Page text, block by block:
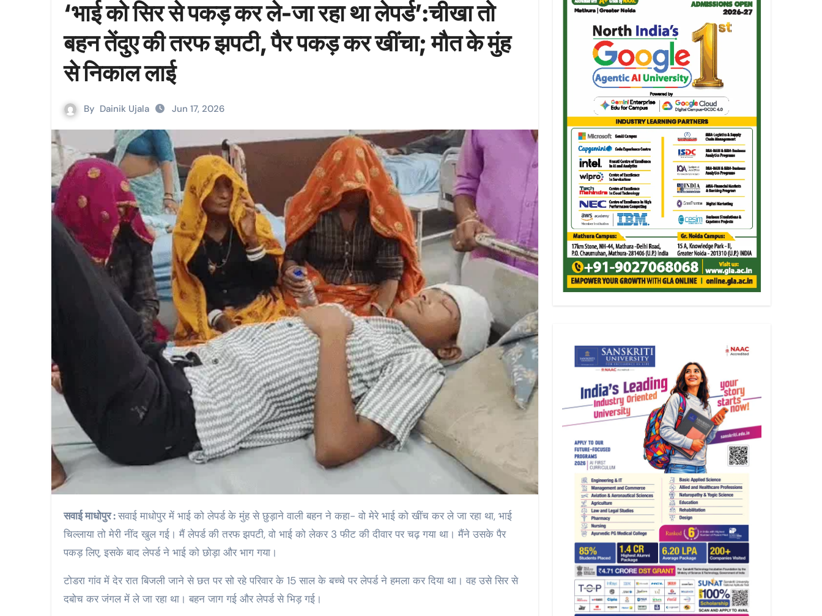
‘भाई को सिर से पकड़ कर ले-जा रहा था लेपर्ड’:चीखा तो
बहन तेंदुए की तरफ झपटी, पैर पकड़ कर खींचा; मौत के मुंह
से निकाल लाई
By Dainik Ujala Jun 17, 2026
सवाई माधोपुर :सवाई माधोपुर में भाई को लेपर्ड के मुंह से छुड़ाने वाली बहन ने कहा- वो मेरे भाई को खींच कर ले जा रहा था, भाई
चिल्लाया तो मेरी नींद खुल गई। मैं लेपर्ड की तरफ झपटी, वो भाई को लेकर 3 फीट की दीवार पर चढ़ गया था। मैंने उसके पैर
पकड़ लिए, इसके बाद लेपर्ड ने भाई को छोड़ा और भाग गया।
टोडरा गांव में देर रात बिजली जाने से छत पर सो रहे परिवार के 15 साल के बच्चे पर लेपर्ड ने हमला कर दिया था। वह उसे सिर से
दबोच कर जंगल में ले जा रहा था। बहन जाग गई और लेपर्ड से भिड़ गई।